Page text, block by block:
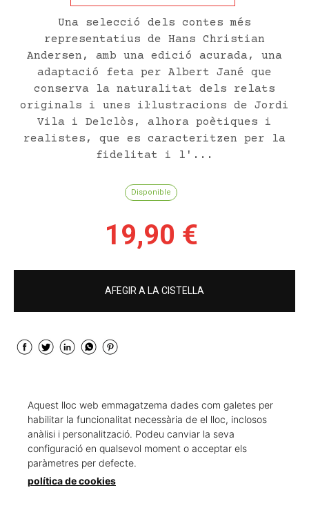
Una selecció dels contes més
representatius de Hans Christian
Andersen, amb una edició acurada, una
adaptació feta per Albert Jané que
conserva la naturalitat dels relats
originals i unes il·lustracions de Jordi
Vila i Delclòs, alhora poètiques i
realistes, que es caracteritzen per la
fidelitat i l'...
Disponible
19,90 €
AFEGIR A LA CISTELLA
Descripció
ISBN :
Aquest lloc web emmagatzema dades com galetes per
habilitar la funcionalitat necessària de el lloc, inclosos
anàlisi i personalització. Podeu canviar la seva
configuració en qualsevol moment o acceptar els
paràmetres per defecte.
política de cookies